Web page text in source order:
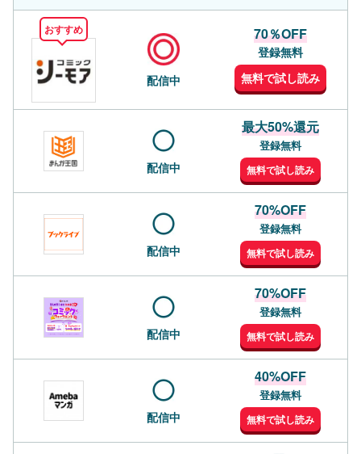
おすすめ
配信中
70％OFF
登録無料
無料で試し読み
配信中
最大50%還元
登録無料
無料で試し読み
配信中
70%OFF
登録無料
無料で試し読み
配信中
70%OFF
登録無料
無料で試し読み
配信中
40%OFF
登録無料
無料で試し読み